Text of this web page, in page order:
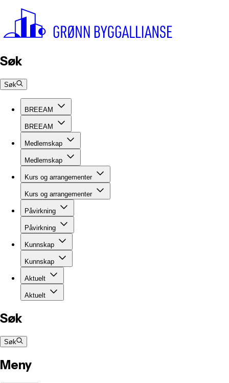
Søk
Søk
BREEAM
BREEAM
Medlemskap
Medlemskap
Kurs og arrangementer
Kurs og arrangementer
Påvirkning
Påvirkning
Kunnskap
Kunnskap
Aktuelt
Aktuelt
Søk
Søk
Meny